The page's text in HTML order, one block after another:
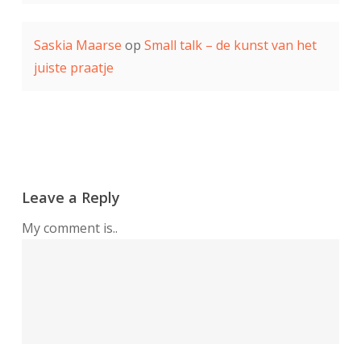
Saskia Maarse op Small talk – de kunst van het
juiste praatje
Leave a Reply
My comment is..